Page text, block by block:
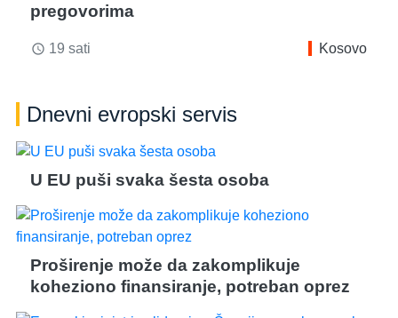
pregovorima
access_time 19 sati Kosovo
Dnevni evropski servis
U EU puši svaka šesta osoba
Proširenje može da zakomplikuje
koheziono finansiranje, potreban oprez